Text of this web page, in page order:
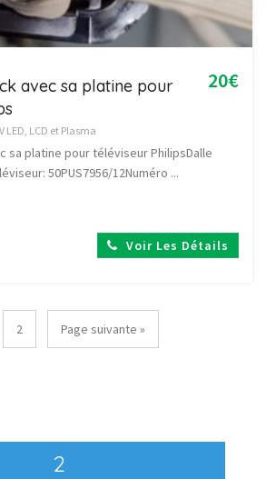
20€
avec sa platine pour
LED, LCD et Plasma
sa platine pour téléviseur PhilipsDalle
50PUS7956/12Numéro ...
Voir Les Détails
2 Page suivante »
2